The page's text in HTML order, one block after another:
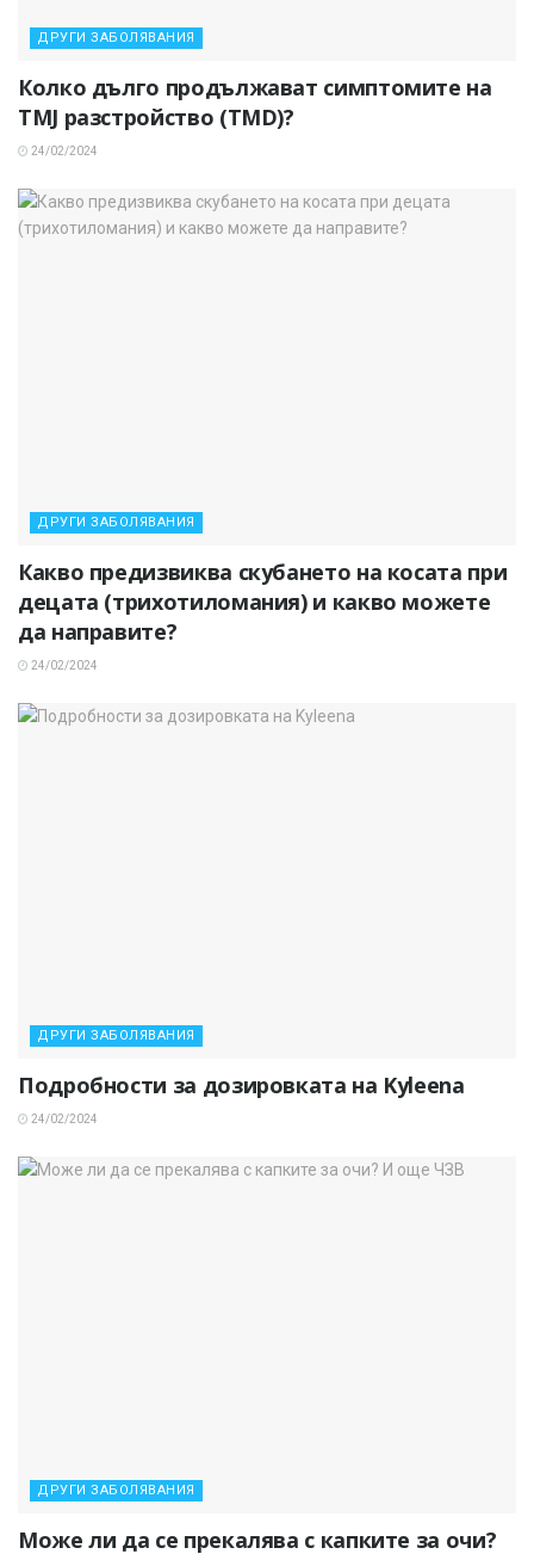
ДРУГИ ЗАБОЛЯВАНИЯ
Колко дълго продължават симптомите на
TMJ разстройство (TMD)?
24/02/2024
ДРУГИ ЗАБОЛЯВАНИЯ
Какво предизвиква скубането на косата при
децата (трихотиломания) и какво можете
да направите?
24/02/2024
ДРУГИ ЗАБОЛЯВАНИЯ
Подробности за дозировката на Kyleena
24/02/2024
ДРУГИ ЗАБОЛЯВАНИЯ
Може ли да се прекалява с капките за очи?